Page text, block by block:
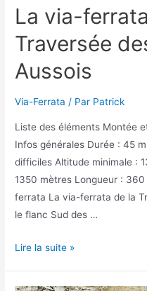
La via-
Traversée
Aussois
Via-Ferrata / Par Patrick
Liste des éléments Montée
Infos générales Durée : 45
difficiles Altitude minimale :
1350 mètres Longueur :
ferrata La via-ferrata de la
le flanc Sud des …
La
Lire la suite »